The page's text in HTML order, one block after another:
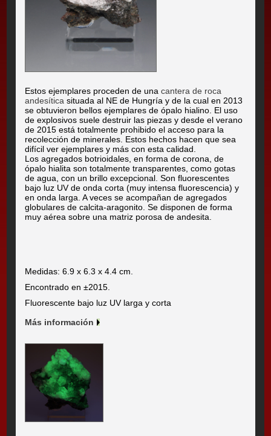
Estos ejemplares proceden de unacantera de roca
andesítica situada al NE de Hungría y de la cual en 2013
se obtuvieron bellos ejemplares de ópalo hialino. El uso
de explosivos suele destruir las piezas y desde el verano
de 2015 está totalmente prohibido el acceso para la
recolección de minerales. Estos hechos hacen que sea
difícil ver ejemplares y más con esta calidad.
Los agregados botrioidales, en forma de corona, de
ópalo hialita son totalmente transparentes, como gotas
de agua, con un brillo excepcional. Son fluorescentes
bajo luz UV de onda corta (muy intensa fluorescencia) y
en onda larga. A veces se acompañan de agregados
globulares de calcita-aragonito. Se disponen de forma
muy aérea sobre una matriz porosa de andesita.
Medidas: 6.9 x 6.3 x 4.4 cm.
Encontrado en ±2015.
Fluorescente bajo luz UV larga y corta
Más información